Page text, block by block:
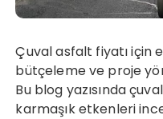
Çuval asfalt fiyatı için etkili olan faktörleri anlamak
bütçeleme ve proje
Bu blog yazısında
karmaşık etkenleri